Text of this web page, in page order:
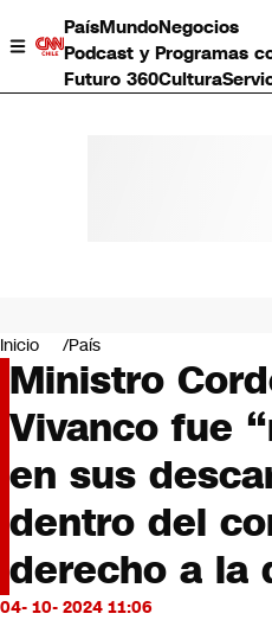
PaísMundoNegocios
Podcast y Programas
Futuro 360Cultura
Negocios
Deportes
Programas completos
Cultura
Servicios
Bits
CNN tiempo
Futuro 360
Opinión
Inicio País
Ministro
Vivanco fue
en sus
dentro del
derecho a la
04- 10- 2024 11:06